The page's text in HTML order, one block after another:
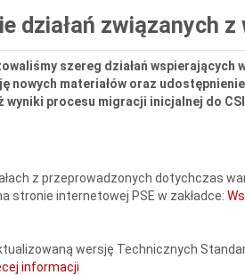
działań związanych
szereg działań wspierających
nowych materiałów oraz
procesu migracji inicjalnej do
z przeprowadzonych dotychczas
stronie internetowej PSE w zakładce:
wersję Technicznych
informacji